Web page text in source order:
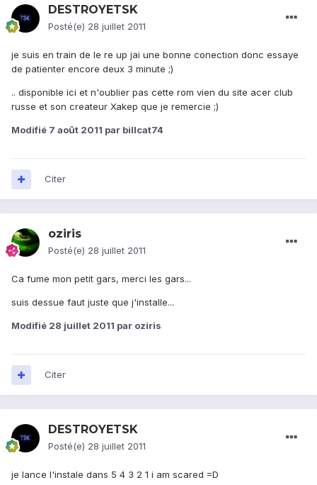
DESTROYETSK
Posté(e) 28 juillet 2011
je suis en train de le re up jai une bonne conection donc essaye
de patienter encore deux 3 minute ;)
.. disponible ici et n'oublier pas cette rom vien du site acer club
russe et son createur Xakep que je remercie ;)
Modifié 7 août 2011 par billcat74
Citer
oziris
Posté(e) 28 juillet 2011
Ca fume mon petit gars, merci les gars...
suis dessue faut juste que j'installe...
Modifié 28 juillet 2011 par oziris
Citer
DESTROYETSK
Posté(e) 28 juillet 2011
je lance l'instale dans 5 4 3 2 1 i am scared =D